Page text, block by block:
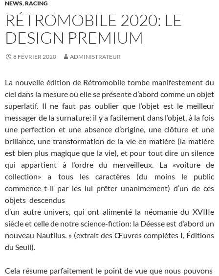
NEWS,RACING
RÉTROMOBILE 2020: LE
DESIGN PREMIUM
8 FÉVRIER 2020 ADMINISTRATEUR
La nouvelle édition de Rétromobile tombe manifestement du
ciel dans la mesure où elle se présente d’abord comme un objet
superlatif. Il ne faut pas oublier que l’objet est le meilleur
messager de la surnature: il y a facilement dans l’objet, à la fois
une perfection et une absence d’origine, une clôture et une
brillance, une transformation de la vie en matière (la matière
est bien plus magique que la vie), et pour tout dire un silence
qui appartient à l’ordre du merveilleux. La «voiture de
collection» a tous les caractères (du moins le public
commence-t-il par les lui prêter unanimement) d’un de ces
objets descendus
d’un autre univers, qui ont alimenté la néomanie du XVIIIe
siècle et celle de notre science-fiction: la Déesse est d’abord un
nouveau Nautilus. » (extrait des Œuvres complètes I, Éditions
du Seuil).
Cela résume parfaitement le point de vue que nous pouvons